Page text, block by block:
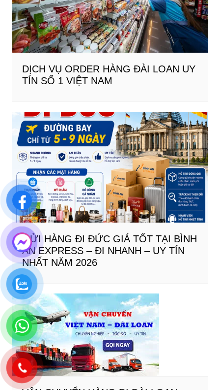
DỊCH VỤ ORDER HÀNG ĐÀI LOAN UY
TÍN SỐ 1 VIỆT NAM
GỬI HÀNG ĐI ĐỨC GIÁ TỐT TẠI BÌNH
AN EXPRESS – ĐI NHANH – UY TÍN
NHẤT NĂM 2026